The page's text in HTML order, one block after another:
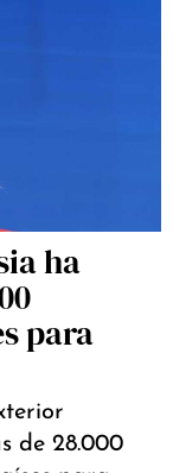
ha
para
de 28.000